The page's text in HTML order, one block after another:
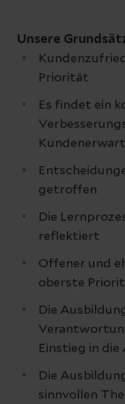
Unsere
Priorität
Es findet ein
getroffen
Die
reflektiert
Offener und
oberste
Die
Einstieg in
Die
sinnvollen